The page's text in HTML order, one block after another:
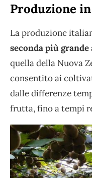
Produzione
La produzione
seconda più
quella della Nuova
consentito ai
dalle differenze
frutta, fino a tempi